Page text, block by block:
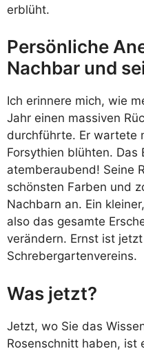
erblüht.
Persönliche
Nachbar und
Ich erinnere mich, wie
Jahr einen massiven
durchführte. Er wartete
Forsythien blühten. Das
atemberaubend! Seine
schönsten Farben und
Nachbarn an. Ein
also das gesamte
verändern. Ernst ist
Schrebergartenvereins.
Was jetzt?
Jetzt, wo Sie das
Rosenschnitt haben, ist